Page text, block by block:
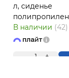
л, сиденье
полипропилен
В наличии (42)
1 +